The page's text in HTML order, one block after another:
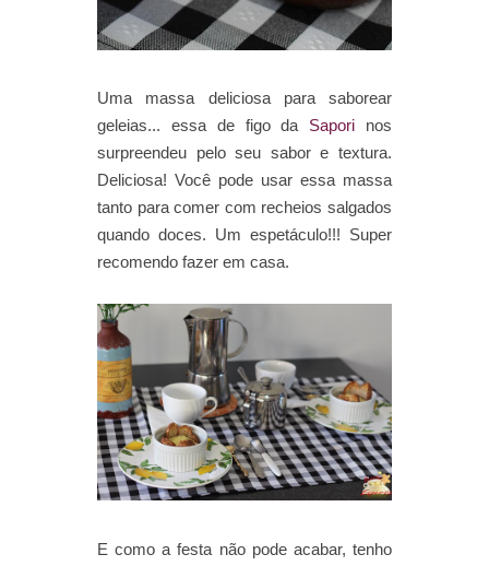
Uma massa deliciosa para saborear
geleias... essa de figo da Sapori nos
surpreendeu pelo seu sabor e textura.
Deliciosa! Você pode usar essa massa
tanto para comer com recheios salgados
quando doces. Um espetáculo!!! Super
recomendo fazer em casa.
E como a festa não pode acabar, tenho